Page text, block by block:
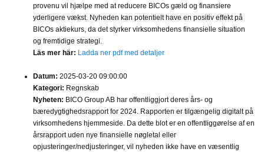
provenu vil hjælpe med at reducere BICOs gæld og finansiere
yderligere vækst. Nyheden kan potentielt have en positiv effekt på
BICOs aktiekurs, da det styrker virksomhedens finansielle situation
og fremtidige strategi.
Läs mer här: Ladda ner pdf med detaljer
Datum: 2025-03-20 09:00:00
Kategori: Regnskab
Nyheten: BICO Group AB har offentliggjort deres års- og
bæredygtighedsrapport for 2024. Rapporten er tilgængelig digitalt på
virksomhedens hjemmeside. Da dette blot er en offentliggørelse af en
årsrapport uden nye finansielle nøgletal eller
opjusteringer/nedjusteringer, vil nyheden ikke have en væsentlig